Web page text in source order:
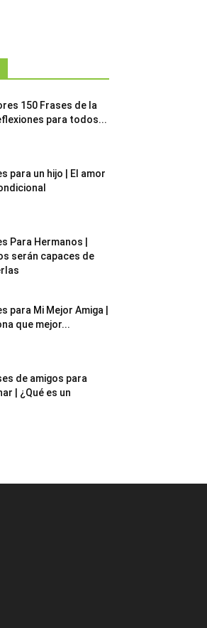
150 Frases de la
para todos...
para un hijo | El amor
Para Hermanos |
serán capaces de
para Mi Mejor Amiga |
que mejor...
de amigos para
| ¿Qué es un